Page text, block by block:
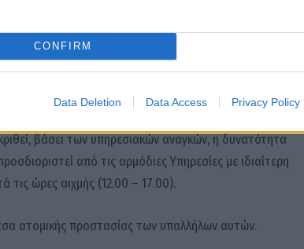
CONFIRM
Data Deletion Data Access Privacy Policy
δεν εμπίπτουν σε ευπαθείς ομάδες ισχύουν τα
ήτοι αλλαγή του ωραρίου προσέλευσης και
βάσει των υπηρεσιακών αναγκών, η δυνατότητα
από τις αρμόδιες Υπηρεσίες με ιδιαίτερη
ώρες αιχμής (12.00 – 17.00).
ατομικής προστασίας των υπαλλήλων αυτών.